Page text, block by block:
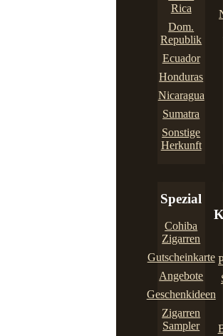
Rica
Dom.
Republik
Ecuador
Honduras
Nicaragua
Sumatra
Sonstige
Herkunft
Spezial
Cohiba
Zigarren
Gutscheinkarte
Angebote
Geschenkideen
Zigarren
Sampler